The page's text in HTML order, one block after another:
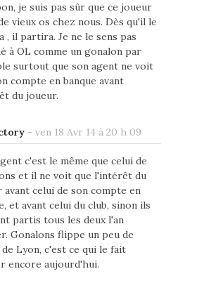
je suis pas sûr que ce joueur
vieux os chez nous. Dès qu'il le
, il partira. Je ne le sens pas
à OL comme un gonalon par
surtout que son agent ne voit
compte en banque avant
du joueur.
- ven 18 Avr 14 à 20 h 09
c'est le même que celui de
et il ne voit que l'intérêt du
avant celui de son compte en
et avant celui du club, sinon ils
partis tous les deux l'an
Gonalons flippe un peu de
Lyon, c'est ce qui le fait
encore aujourd'hui.